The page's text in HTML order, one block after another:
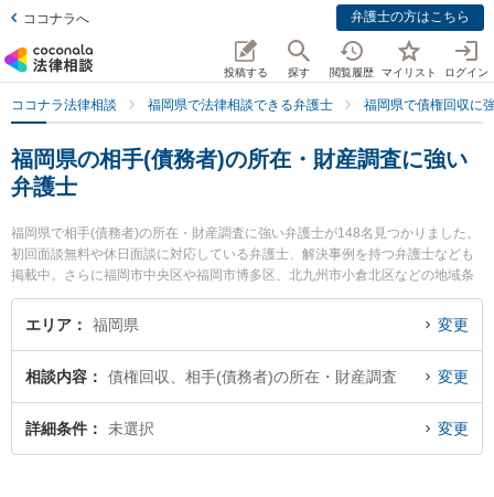
ココナラへ 弁護士の方はこちら
投稿する 探す 閲覧履歴 マイリスト ログイン
ココナラ法律相談 福岡県で法律相談できる弁護士 福岡県で債権回収に
福岡県の相手(債務者)の所在・財産調査に強い
弁護士
福岡県で相手(債務者)の所在・財産調査に強い弁護士が148名見つかりました。
初回面談無料や休日面談に対応している弁護士、解決事例を持つ弁護士なども
掲載中。さらに福岡市中央区や福岡市博多区、北九州市小倉北区などの地域条
件で弁護士を絞り込めます。債権回収に関係する売掛金回収や債権回収代行、
債権の時効中断等の細かな分野での絞り込み検索もでき便利です。特に赤坂協
のプロフィール情報や弁護士費用、強みなどが注目されています。『福岡県で
土日や夜間に発生した相手(債務者)の所在・財産調査のトラブルを今すぐに弁護
士に相談したい』『相手(債務者)の所在・財産調査のトラブル解決の実績豊富な
エリア 福岡県 変更
相談内容 債権回収、相手(債務者)の所在・財産調査 変更
詳細条件 未選択 変更